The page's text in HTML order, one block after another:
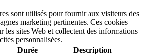
sont utilisés pour fournir aux visiteurs des
marketing pertinentes. Ces cookies
les sites Web et collectent des informations
personnalisées.
Durée Description